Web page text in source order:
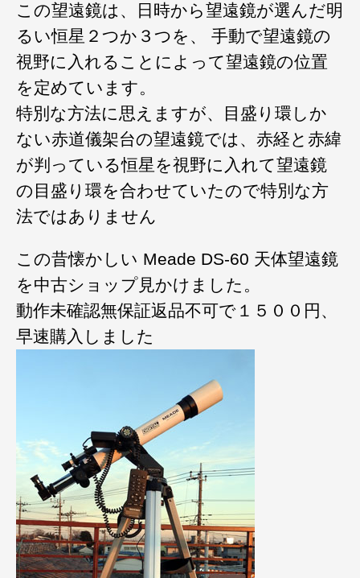
この望遠鏡は、日時から望遠鏡が選んだ明
るい恒星２つか３つを、 手動で望遠鏡の
視野に入れることによって望遠鏡の位置
を定めています。
特別な方法に思えますが、目盛り環しか
ない赤道儀架台の望遠鏡では、赤経と赤緯
が判っている恒星を視野に入れて望遠鏡
の目盛り環を合わせていたので特別な方
法ではありません
この昔懐かしい Meade DS-60 天体望遠鏡
を中古ショップ見かけました。
動作未確認無保証返品不可で１５００円、
早速購入しました